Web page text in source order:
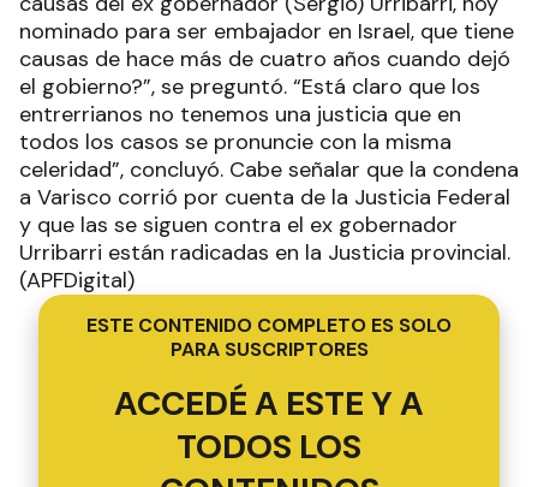
nominado para ser embajador en Israel, que tiene
causas de hace más de cuatro años cuando dejó
el gobierno?”, se preguntó. “Está claro que los
entrerrianos no tenemos una justicia que en
todos los casos se pronuncie con la misma
celeridad”, concluyó. Cabe señalar que la condena
a Varisco corrió por cuenta de la Justicia Federal
y que las se siguen contra el ex gobernador
Urribarri están radicadas en la Justicia provincial.
(APFDigital)
ESTE CONTENIDO COMPLETO ES SOLO
PARA SUSCRIPTORES
ACCEDÉ A ESTE Y A
TODOS LOS